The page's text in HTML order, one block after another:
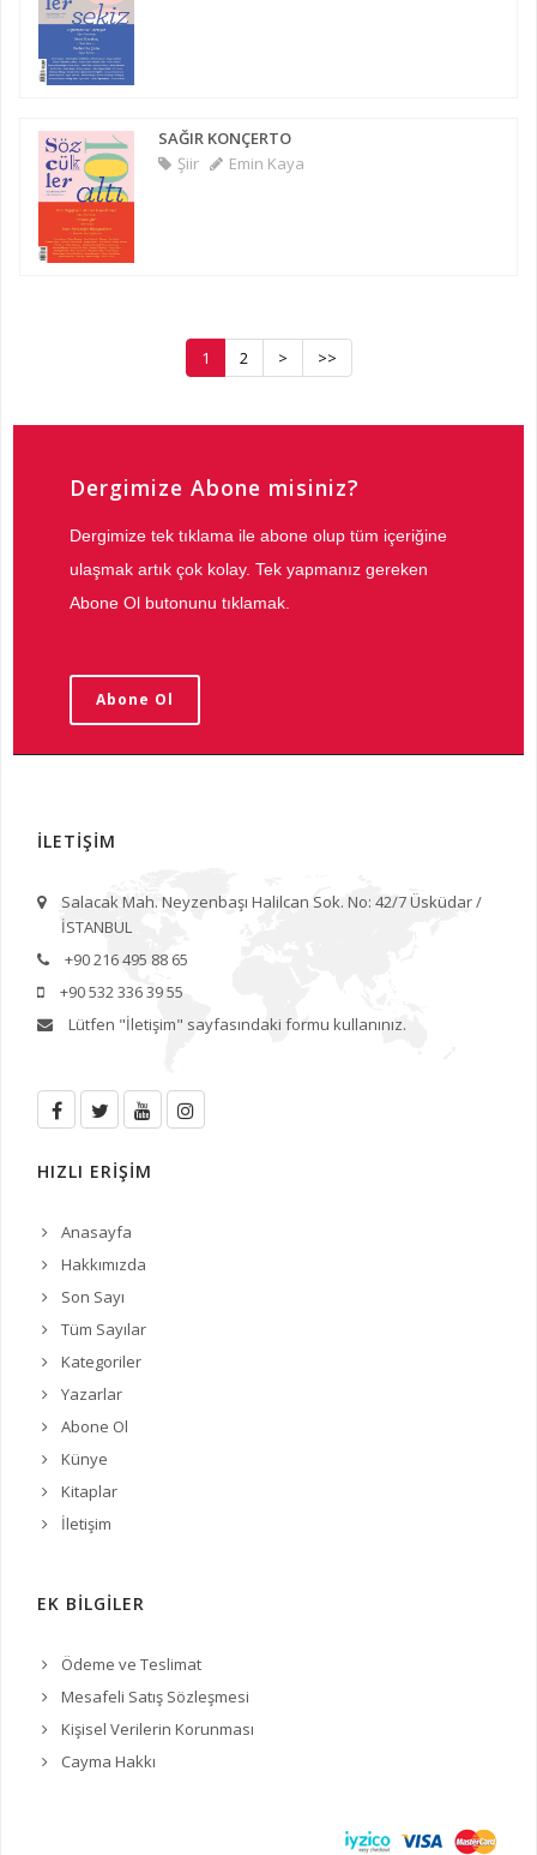
SAĞIR KONÇERTO
Şiir
Emin Kaya
1 2 > >>
Dergimize Abone misiniz?
Dergimize tek tıklama ile abone olup tüm içeriğine
ulaşmak artık çok kolay. Tek yapmanız gereken
Abone Ol butonunu tıklamak.
Abone Ol
İLETİŞİM
Salacak Mah. Neyzenbaşı Halilcan Sok. No: 42/7 Üsküdar /
İSTANBUL
+90 216 495 88 65
+90 532 336 39 55
Lütfen "İletişim" sayfasındaki formu kullanınız.
HIZLI ERİŞİM
Anasayfa
Hakkımızda
Son Sayı
Tüm Sayılar
Kategoriler
Yazarlar
Abone Ol
Künye
Kitaplar
İletişim
EK BİLGİLER
Ödeme ve Teslimat
Mesafeli Satış Sözleşmesi
Kişisel Verilerin Korunması
Cayma Hakkı